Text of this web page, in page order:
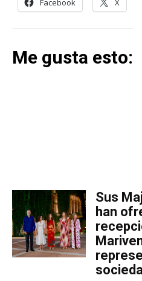
​Sus
han
Facebook X
Me gusta esto: